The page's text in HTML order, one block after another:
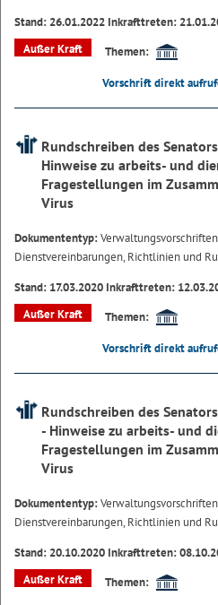
Stand: 26.01.2022 Inkrafttreten:
Außer Kraft
Themen:
Vorschrift direkt
Rundschreiben des
Hinweise zu arbeits- und
Fragestellungen im
Virus
Dokumententyp:
Dienstvereinbarungen, Richtlinien und
Stand: 17.03.2020 Inkrafttreten:
Außer Kraft
Themen:
Vorschrift direkt
Rundschreiben des
- Hinweise zu arbeits- und
Fragestellungen im
Virus
Dokumententyp:
Dienstvereinbarungen, Richtlinien und
Stand: 20.10.2020 Inkrafttreten:
Außer Kraft
Themen: